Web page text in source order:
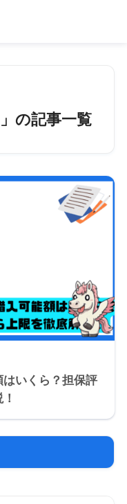
の記事一覧
いくら？担保評